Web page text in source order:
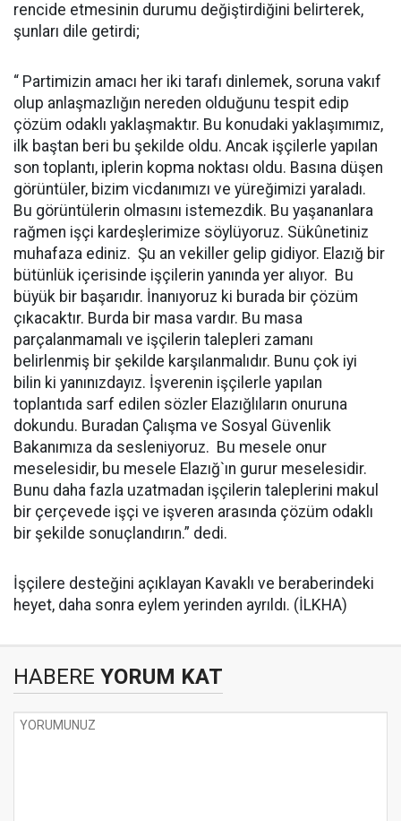
rencide etmesinin durumu değiştirdiğini belirterek,
şunları dile getirdi;
“ Partimizin amacı her iki tarafı dinlemek, soruna vakıf
olup anlaşmazlığın nereden olduğunu tespit edip
çözüm odaklı yaklaşmaktır. Bu konudaki yaklaşımımız,
ilk baştan beri bu şekilde oldu. Ancak işçilerle yapılan
son toplantı, iplerin kopma noktası oldu. Basına düşen
görüntüler, bizim vicdanımızı ve yüreğimizi yaraladı.
Bu görüntülerin olmasını istemezdik. Bu yaşananlara
rağmen işçi kardeşlerimize söylüyoruz. Sükûnetiniz
muhafaza ediniz. Şu an vekiller gelip gidiyor. Elazığ bir
bütünlük içerisinde işçilerin yanında yer alıyor. Bu
büyük bir başarıdır. İnanıyoruz ki burada bir çözüm
çıkacaktır. Burda bir masa vardır. Bu masa
parçalanmamalı ve işçilerin talepleri zamanı
belirlenmiş bir şekilde karşılanmalıdır. Bunu çok iyi
bilin ki yanınızdayız. İşverenin işçilerle yapılan
toplantıda sarf edilen sözler Elazığlıların onuruna
dokundu. Buradan Çalışma ve Sosyal Güvenlik
Bakanımıza da sesleniyoruz. Bu mesele onur
meselesidir, bu mesele Elazığ`ın gurur meselesidir.
Bunu daha fazla uzatmadan işçilerin taleplerini makul
bir çerçevede işçi ve işveren arasında çözüm odaklı
bir şekilde sonuçlandırın.” dedi.
İşçilere desteğini açıklayan Kavaklı ve beraberindeki
heyet, daha sonra eylem yerinden ayrıldı. (İLKHA)
HABERE YORUM KAT